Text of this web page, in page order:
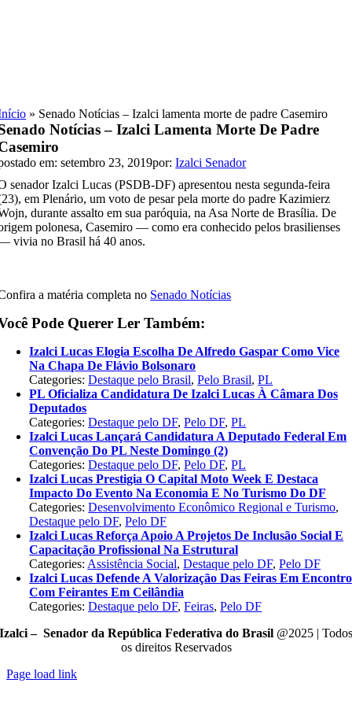
» Senado Notícias – Izalci lamenta morte de padre Casemiro
Notícias – Izalci Lamenta Morte De Padre
em: setembro 23, 2019por:Izalci Senador
senador Izalci Lucas (PSDB-DF) apresentou nesta segunda-feira
em Plenário, um voto de pesar pela morte do padre Kazimierz
durante assalto em sua paróquia, na Asa Norte de Brasília. De
polonesa, Casemiro — como era conhecido pelos brasilienses
vivia no Brasil há 40 anos.
a matéria completa no Senado Notícias
Pode Querer Ler Também:
Izalci Lucas Elogia Escolha De Alfredo Gaspar Como Vice
Na Chapa De Flávio Bolsonaro
Categories:Destaque pelo Brasil,Pelo Brasil,PL
PL Oficializa Candidatura De Izalci Lucas À Câmara Dos
Deputados
Categories:Destaque pelo DF,Pelo DF,PL
Izalci Lucas Lançará Candidatura A Deputado Federal Em
Convenção Do PL Neste Domingo (2)
Categories:Destaque pelo DF,Pelo DF,PL
Izalci Lucas Prestigia O Capital Moto Week E Destaca
Impacto Do Evento Na Economia E No Turismo Do DF
Categories:Desenvolvimento Econômico Regional e Turismo,
Destaque pelo DF,Pelo DF
Izalci Lucas Reforça Apoio A Projetos De Inclusão Social E
Capacitação Profissional Na Estrutural
Categories: Assistência Social,Destaque pelo DF,Pelo DF
Izalci Lucas Defende A Valorização Das Feiras Em Encontro
Com Feirantes Em Ceilândia
Categories:Destaque pelo DF,Feiras,Pelo DF
Izalci – Senador da República Federativa do Brasil @2025 | Todos
os direitos Reservados
Page load link